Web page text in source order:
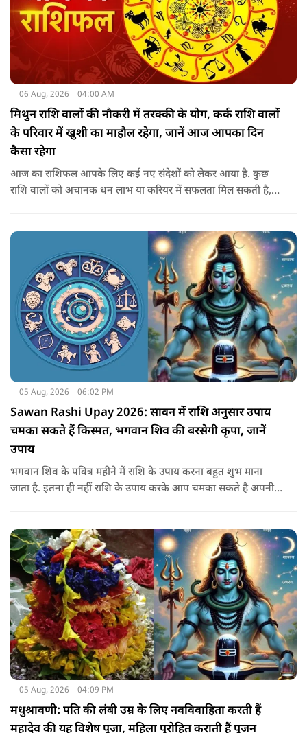
06 Aug, 2026 04:00 AM
मिथुन राशि वालों की नौकरी में तरक्की के योग, कर्क राशि वालों
के परिवार में खुशी का माहौल रहेगा, जानें आज आपका दिन
कैसा रहेगा
आज का राशिफल आपके लिए कई नए संदेशों को लेकर आया है. कुछ
राशि वालों को अचानक धन लाभ या करियर में सफलता मिल सकती है,
सकता है.
05 Aug, 2026 06:02 PM
Sawan Rashi Upay 2026: सावन में राशि अनुसार उपाय
चमका सकते हैं किस्मत, भगवान शिव की बरसेगी कृपा, जानें
उपाय
भगवान शिव के पवित्र महीने में राशि के उपाय करना बहुत शुभ माना
जाता है. इतना ही नहीं राशि के उपाय करके आप चमका सकते है अपनी
05 Aug, 2026 04:09 PM
मधुश्रावणी: पति की लंबी उम्र के लिए नवविवाहिता करती हैं
महादेव की यह विशेष पूजा, महिला पुरोहित कराती हैं पूजन